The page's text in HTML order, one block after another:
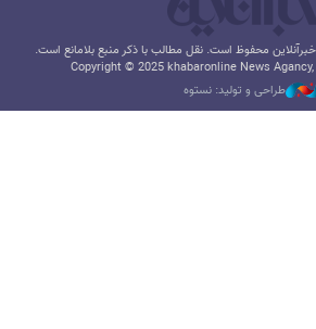
محفوظ است. نقل مطالب با ذکر منبع بلامانع است.
Copyright © 2025 khabaronline News
طراحی و تولید: نستوه